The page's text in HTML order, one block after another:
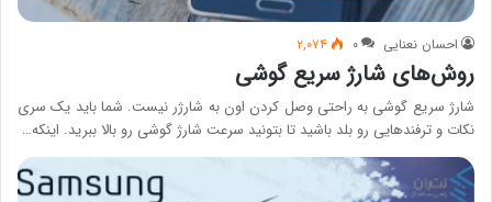
احسان نعنایی ۰ ۲,۰۷۴
رو‌ش‌های شارژ سریع گوشی
شارژ سریع گوشی به راحتی وصل کردن اون به شارژر نیست. شما باید یک سری
نکات و ترفندهایی رو بلد باشید تا بتونید سرعت شارژ گوشی رو بالا ببرید. اینکه…